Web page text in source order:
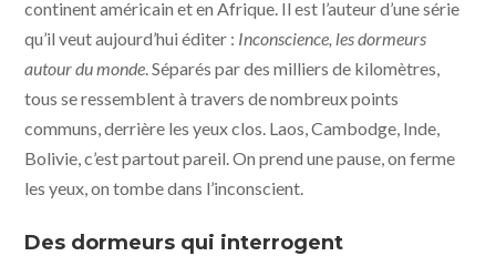
continent américain et en Afrique. Il est l’auteur d’une série
qu’il veut aujourd’hui éditer : Inconscience, les dormeurs
autour du monde . Séparés par des milliers de kilomètres,
tous se ressemblent à travers de nombreux points
communs, derrière les yeux clos. Laos, Cambodge, Inde,
Bolivie, c’est partout pareil. On prend une pause, on ferme
les yeux, on tombe dans l’inconscient.
Des dormeurs qui interrogent